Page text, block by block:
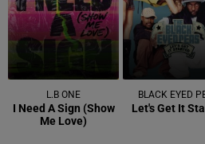
L.B ONE
I Need A Sign (show
Me Love)
BLACK EYED
Let's Get It